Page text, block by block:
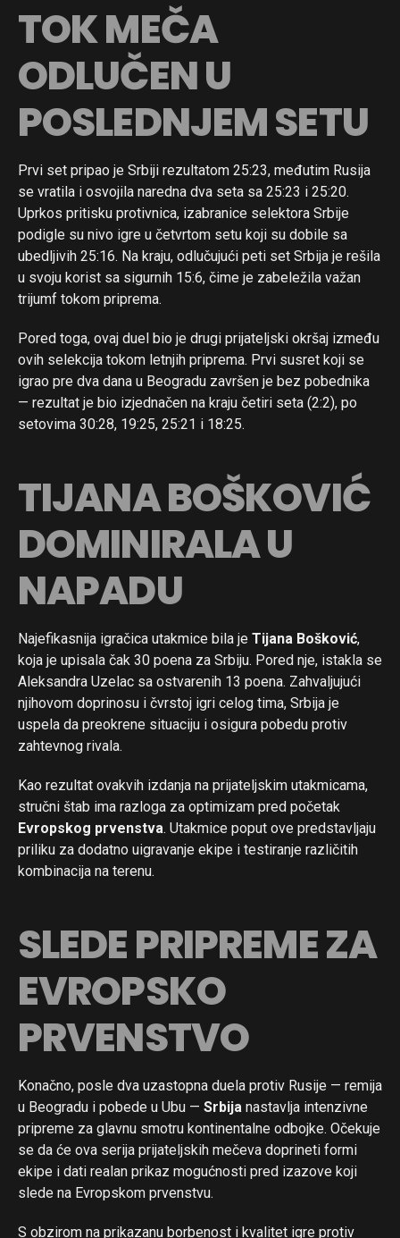
TOK MEČA
ODLUČEN U
POSLEDNJEM SETU
Prvi set pripao je Srbiji rezultatom 25:23, međutim Rusija
se vratila i osvojila naredna dva seta sa 25:23 i 25:20.
Uprkos pritisku protivnica, izabranice selektora Srbije
podigle su nivo igre u četvrtom setu koji su dobile sa
ubedljivih 25:16. Na kraju, odlučujući peti set Srbija je rešila
u svoju korist sa sigurnih 15:6, čime je zabeležila važan
trijumf tokom priprema.
Pored toga, ovaj duel bio je drugi prijateljski okršaj između
ovih selekcija tokom letnjih priprema. Prvi susret koji se
igrao pre dva dana u Beogradu završen je bez pobednika
— rezultat je bio izjednačen na kraju četiri seta (2:2), po
setovima 30:28, 19:25, 25:21 i 18:25.
TIJANA BOŠKOVIĆ
DOMINIRALA U
NAPADU
Najefikasnija igračica utakmice bila je Tijana Bošković,
koja je upisala čak 30 poena za Srbiju. Pored nje, istakla se
Aleksandra Uzelac sa ostvarenih 13 poena. Zahvaljujući
njihovom doprinosu i čvrstoj igri celog tima, Srbija je
uspela da preokrene situaciju i osigura pobedu protiv
zahtevnog rivala.
Kao rezultat ovakvih izdanja na prijateljskim utakmicama,
stručni štab ima razloga za optimizam pred početak
Evropskog prvenstva. Utakmice poput ove predstavljaju
priliku za dodatno uigravanje ekipe i testiranje različitih
kombinacija na terenu.
SLEDE PRIPREME ZA
EVROPSKO
PRVENSTVO
Konačno, posle dva uzastopna duela protiv Rusije — remija
u Beogradu i pobede u Ubu — Srbija nastavlja intenzivne
pripreme za glavnu smotru kontinentalne odbojke. Očekuje
se da će ova serija prijateljskih mečeva doprineti formi
ekipe i dati realan prikaz mogućnosti pred izazove koji
slede na Evropskom prvenstvu.
S obzirom na prikazanu borbenost i kvalitet igre protiv
Flipboard
Reddit
Pinterest
Email